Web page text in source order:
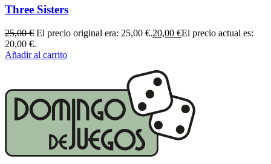
Three Sisters
25,00€ El precio original era: 25,00 €.20,00 €El precio actual es:
20,00 €.
Añadir al carrito